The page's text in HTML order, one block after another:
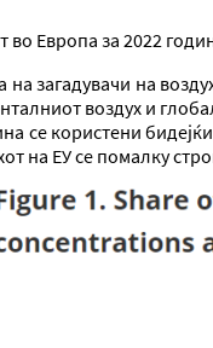
во Европа за 2022
на загадувачи на
воздух и
се користени
на ЕУ се помалку